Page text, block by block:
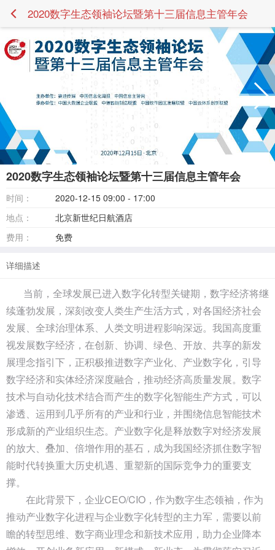
2020数字生态领袖论坛暨第十三届信息主管年会
2020数字生态领袖论坛暨第十三届信息主管年会
时间：
2020-12-15 09:00 - 17:00
地点：
北京新世纪日航酒店
费用：
免费
详细描述
当前，全球发展已进入数字化转型关键期，数字经济将继
续蓬勃发展，深刻改变人类生产生活方式，对各国经济社会
发展、全球治理体系、人类文明进程影响深远。我国高度重
视发展数字经济，在创新、协调、绿色、开放、共享的新发
展理念指引下，正积极推进数字产业化、产业数字化，引导
数字经济和实体经济深度融合，推动经济高质量发展。数字
技术与自动化技术结合而产生的数字化智能生产方式，可以
渗透、运用到几乎所有的产业和行业，并围绕信息智能技术
形成新的产业组织生态。产业数字化是释放数字对经济发展
的放大、叠加、倍增作用的基石，成为我国经济抓住数字智
能时代转换重大历史机遇、重塑新的国际竞争力的重要支
撑。
在此背景下，企业CEO/CIO，作为数字生态领袖，作为
推动产业数字化进程与企业数字化转型的主力军，需要以前
瞻的转型思维、数字商业理念和新技术应用，助力企业降本